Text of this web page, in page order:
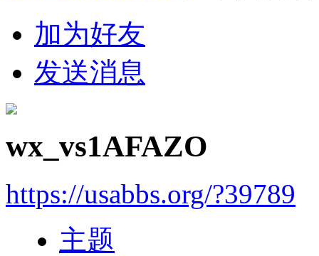
加为好友
发送消息
wx_vs1AFAZO
https://usabbs.org/?39789
主题